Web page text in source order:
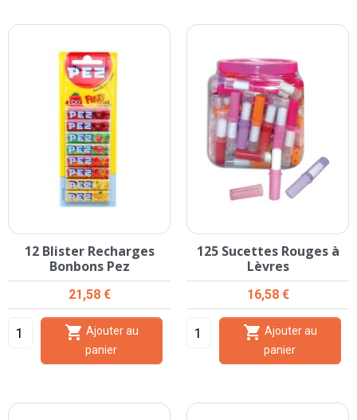
12 Blister Recharges
Bonbons Pez
Prix
21,58 €

panier
125 Sucettes Rouges à
Lèvres
Prix
16,58 €

panier